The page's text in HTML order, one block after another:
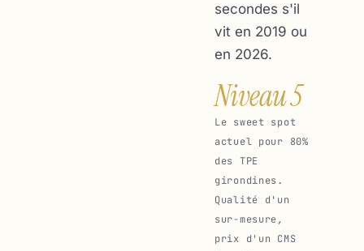
secondes s'il
vit en 2019 ou
en 2026.
Niveau 5
Le sweet spot
actuel pour 80%
des TPE
girondines.
Qualité d'un
sur-mesure,
prix d'un CMS